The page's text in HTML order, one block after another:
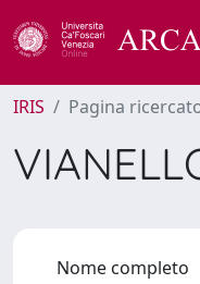
IRIS Pagina
Nome completo